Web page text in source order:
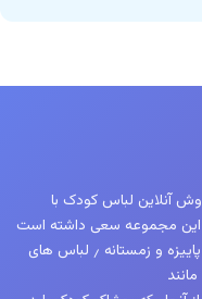
فعالیت فروش آنلاین لباس کودک با
این مجموعه سعی داشته است
تمام نیازهای کودکان شما را اعم از لباس های پاییزه و زمستانه ٫ لباس های
مانند